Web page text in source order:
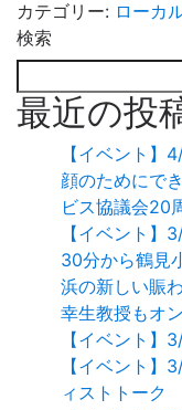
カテゴリー: ローカ
検索
最近の投
【イベント
顔のためにで
ビス協議会20
【イベント】
30分から鶴見
浜の新しい賑
幸生教授もオ
【イベント】
【イベント】
ィストトーク